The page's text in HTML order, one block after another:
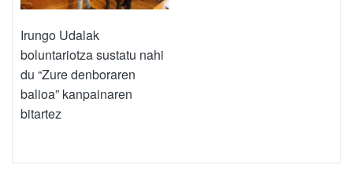
Irungo Udalak
boluntariotza sustatu nahi
du “Zure denboraren
balioa” kanpainaren
bitartez